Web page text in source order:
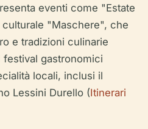
eventi come "Estate
"Maschere", che
e tradizioni culinarie
festival gastronomici
locali, inclusi il
Lessini Durello (Itinerari